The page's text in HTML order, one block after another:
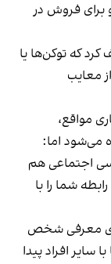
و برای فروش در
که توکن‌ها یا
معایب
مواقع،
می‌شود اما:
اجتماعی هم
شما را با
معرفی شخص
سایر افراد پیدا